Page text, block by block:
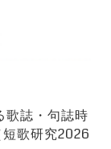
歌誌・句誌時
歌研究2026